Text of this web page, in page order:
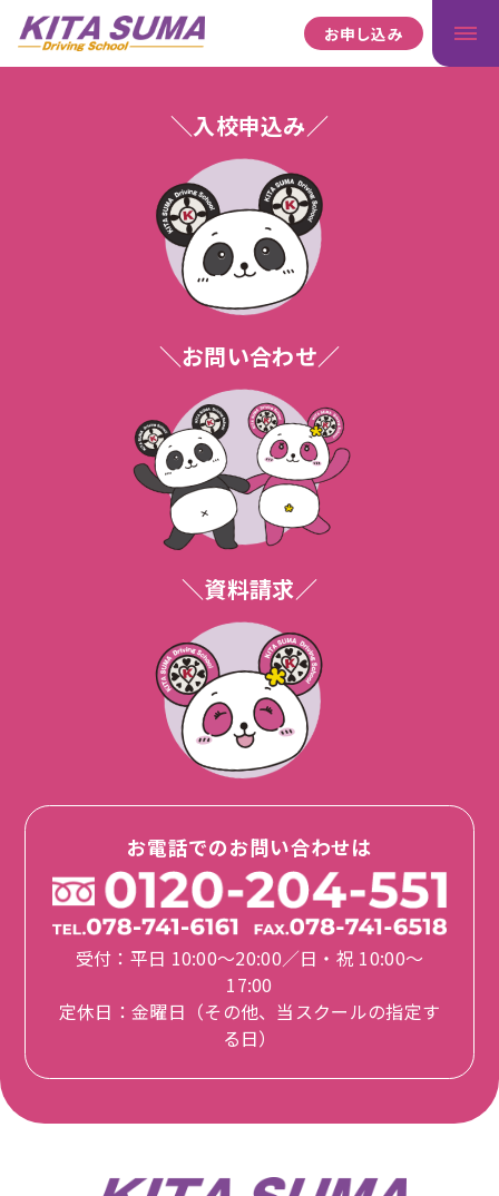
お申し込み
＼入校申込み／
＼お問い合わせ／
＼資料請求／
お電話でのお問い合わせは
受付：平日 10:00〜20:00／日・祝 10:00〜
17:00
定休日：金曜日（その他、当スクールの指定す
る日）